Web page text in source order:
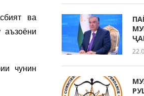
ва
аъзоёни
чунин